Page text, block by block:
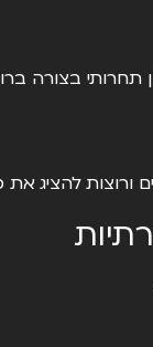
בצורה
ורוצות להציג